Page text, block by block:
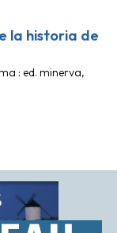
la historia de
: ed. minerva,